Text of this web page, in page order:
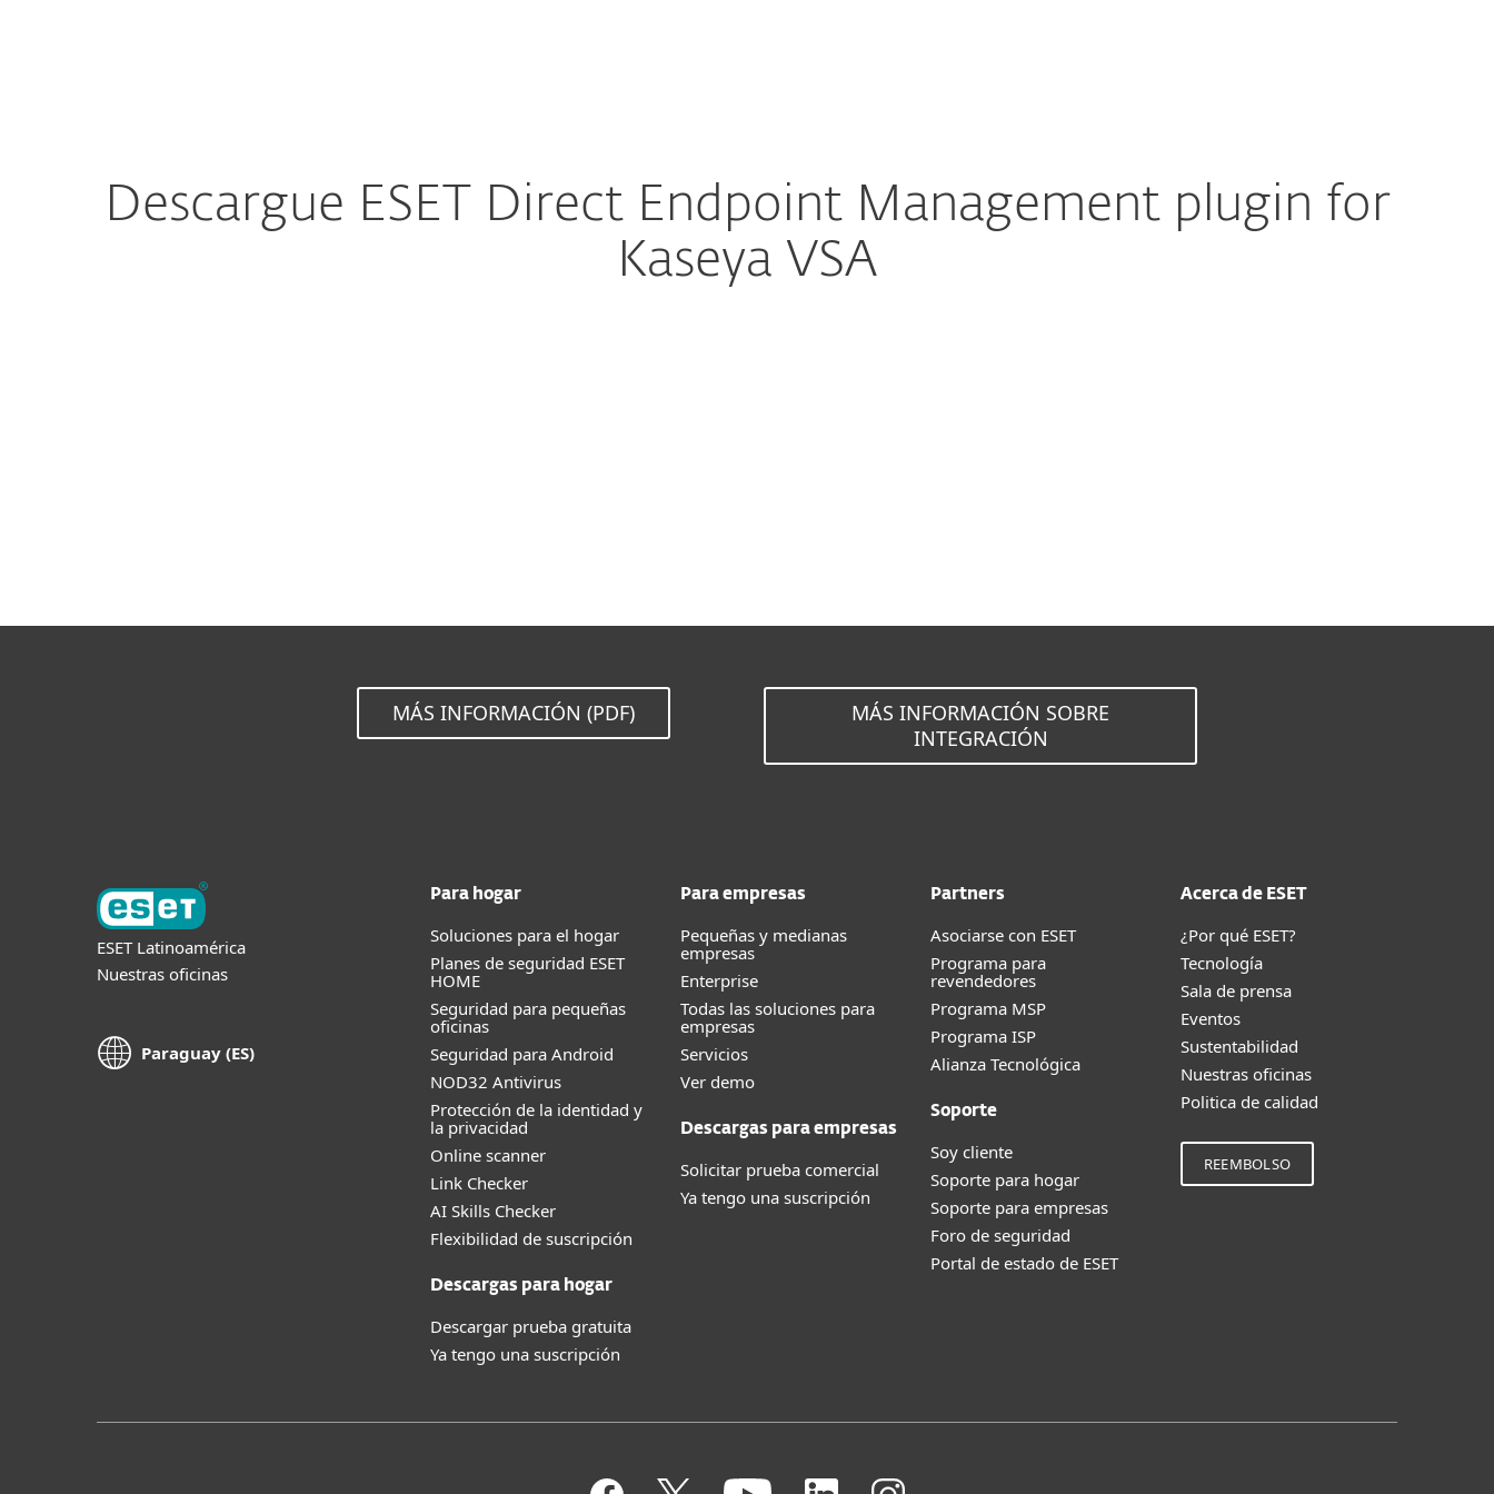
Descargue ESET Direct Endpoint Management plugin​ for
Kaseya VSA
MÁS INFORMACIÓN (PDF)
MÁS INFORMACIÓN SOBRE
INTEGRACIÓN
ESET Latinoamérica
Nuestras oficinas
Paraguay (ES)
Para hogar
Soluciones para el hogar
Planes de seguridad ESET
HOME
Seguridad para pequeñas
oficinas
Seguridad para Android
NOD32 Antivirus
Protección de la identidad y
la privacidad
Online scanner
Link Checker
AI Skills Checker
Flexibilidad de suscripción
Descargas para hogar
Descargar prueba gratuita
Ya tengo una suscripción
Para empresas
Pequeñas y medianas
empresas
Enterprise
Todas las soluciones para
empresas
Servicios
Ver demo
Descargas para empresas
Solicitar prueba comercial
Ya tengo una suscripción
Partners
Asociarse con ESET
Programa para
revendedores
Programa MSP
Programa ISP
Alianza Tecnológica
Soporte
Soy cliente
Soporte para hogar
Soporte para empresas
Foro de seguridad
Portal de estado de ESET
Acerca de ESET
¿Por qué ESET?
Tecnología
Sala de prensa
Eventos
Sustentabilidad
Nuestras oficinas
Politica de calidad
REEMBOLSO